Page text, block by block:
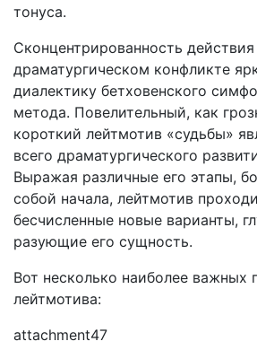
тонуса.
Сконцентрированность
драматурги­ческом конфликте
диалектику бетховенского
метода. Повелительный, как
короткий лейтмотив «судьбы»
всего драматургического
Выражая различ­ные его этапы,
собой начала, лейтмотив
бесчисленные новые варианты,
разующие его сущность.
Вот несколько наиболее важных
лейтмо­тива:
attachment47